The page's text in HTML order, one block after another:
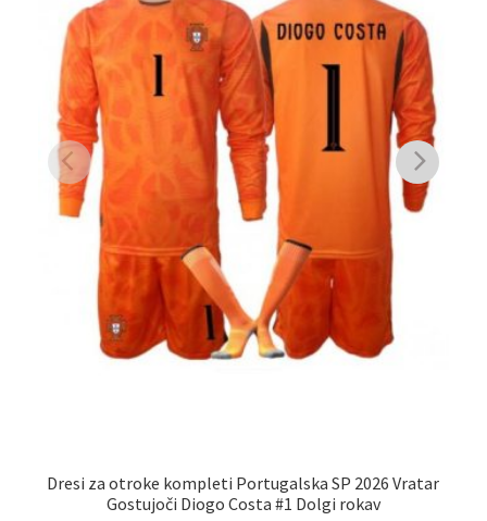
Dresi za otroke kompleti Portugalska SP 2026 Vratar
Gostujoči Diogo Costa #1 Dolgi rokav